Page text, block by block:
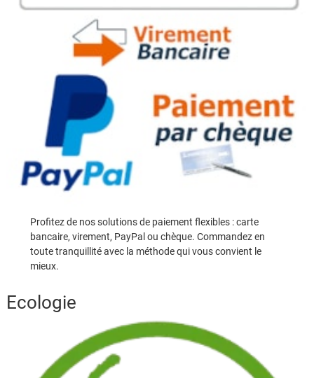
Profitez de nos solutions de paiement flexibles : carte
bancaire, virement, PayPal ou chèque. Commandez en
toute tranquillité avec la méthode qui vous convient le
mieux.
Ecologie